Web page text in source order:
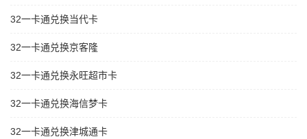
32一卡通兑换当代卡
32一卡通兑换京客隆
32一卡通兑换永旺超市卡
32一卡通兑换海信梦卡
32一卡通兑换津城通卡